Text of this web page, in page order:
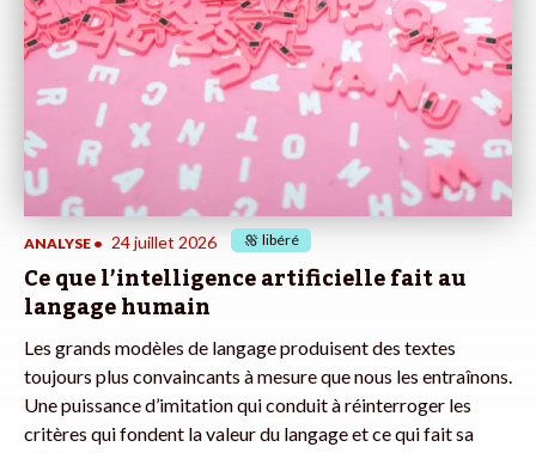
ANALYSE • 24 juillet 2026 libéré
Ce que l’intelligence artificielle fait au
langage humain
Les grands modèles de langage produisent des textes
toujours plus convaincants à mesure que nous les entraînons.
Une puissance d’imitation qui conduit à réinterroger les
critères qui fondent la valeur du langage et ce qui fait sa